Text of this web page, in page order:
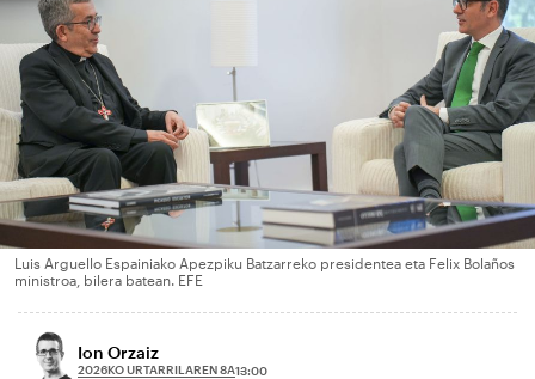
Luis Arguello Espainiako Apezpiku Batzarreko presidentea eta Felix Bolaños
ministroa, bilera batean. EFE
Ion Orzaiz
2026KO URTARRILAREN 8A13:00